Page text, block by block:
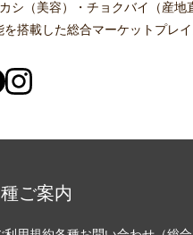
シ（美容） ・ チョクバイ（産地
を搭載した総合マーケットプレイ
ご案内